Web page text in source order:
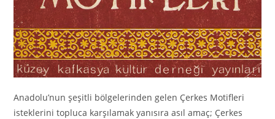
Anadolu’nun şeşitli bölgelerinden gelen Çerkes Motifleri
isteklerini topluca karşılamak yanısıra asıl amaç; Çerkes